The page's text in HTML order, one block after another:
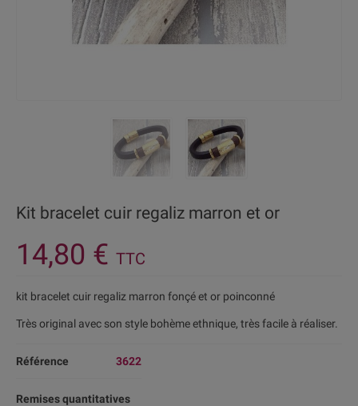
Kit bracelet cuir regaliz marron et or
14,80 € TTC
kit bracelet cuir regaliz marron fonçé et or poinconné
Très original avec son style bohème ethnique, très facile à réaliser.
Référence 3622
Remises quantitatives